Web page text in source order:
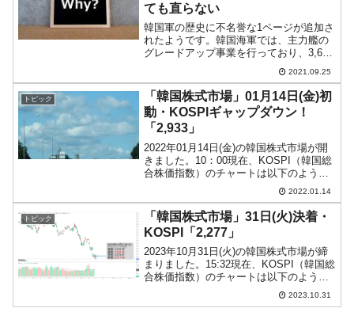
ても直らない
韓国軍の歴史に不名誉な1ページが追加さ
れたようです。韓国海軍では、主力艦の
グレードアップ事業を行っており、3,600
トン級の新型護衛艦を8隻建造する予定で
す。2015～2023年で総事業費3兆2,000億
ウォンかけます。2018年03月には...
2021.09.25
トピック
「韓国株式市場」01月14日(金)初
動・KOSPIギャップダウン！
「2,933」
2022年01月14日(金)の韓国株式市場が開
きました。10：00現在、KOSPI（韓国総
合株価指数）のチャートは以下のように
『Investing.com』より引用）。ギャップ
ダウンして始まりました。コマ足です
が、K...
2022.01.14
トピック
「韓国株式市場」31日(火)決着・
KOSPI「2,277」
2023年10月31日(火)の韓国株式市場が締
まりました。15:32現在、KOSPI（韓国総
合株価指数）のチャートは以下のように
『Investing.com』より引用）。投資家別
2023.10.31